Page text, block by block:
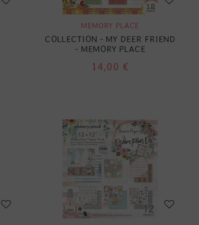
MEMORY PLACE
COLLECTION - MY DEER FRIEND
- MEMORY PLACE
14,00 €